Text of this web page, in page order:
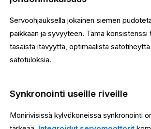
Servoohjauksella jokainen siemen
paikkaan ja syvyyteen. Tämä konsistenssi
tasaista itävyyttä, optimaalista
satotuloksia.
Synkronointi useille riveille
Monirivisissä kylvökoneissa synkronointi